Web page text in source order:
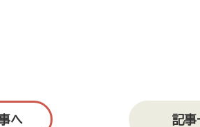
へ 記事